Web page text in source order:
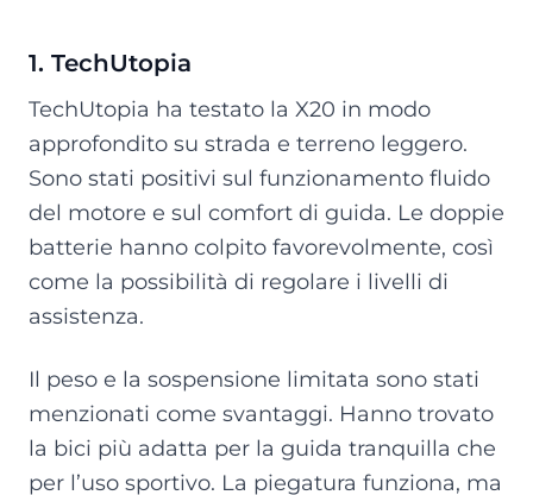
1. TechUtopia
TechUtopia ha testato la X20 in modo
approfondito su strada e terreno leggero.
Sono stati positivi sul funzionamento fluido
del motore e sul comfort di guida. Le doppie
batterie hanno colpito favorevolmente, così
come la possibilità di regolare i livelli di
assistenza.
Il peso e la sospensione limitata sono stati
menzionati come svantaggi. Hanno trovato
la bici più adatta per la guida tranquilla che
per l’uso sportivo. La piegatura funziona, ma